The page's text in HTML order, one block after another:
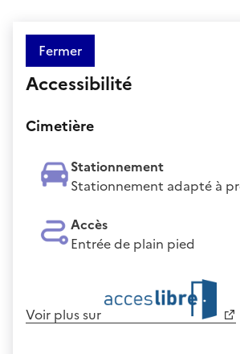
Fermer
Accessibilité
Cimetière
Stationnement
Stationnement adapté à
Accès
Entrée de plain pied
Voir plus sur